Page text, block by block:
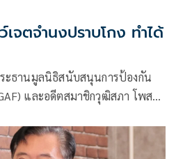
เจตจำนงปราบโกง ทำได้
ะธานมูลนิธิสนับสนุนการป้องกัน
และอดีตสมาชิกวุฒิสภา โพสต์